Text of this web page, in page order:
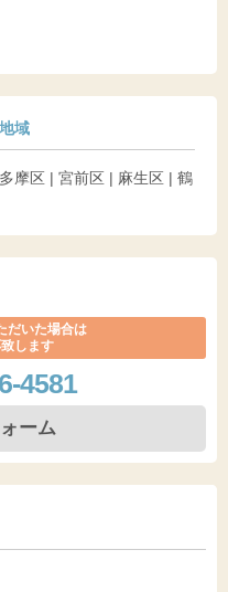
域
摩区 | 宮前区 | 麻生区 | 鶴
だいた場合は
します
4581
ーム